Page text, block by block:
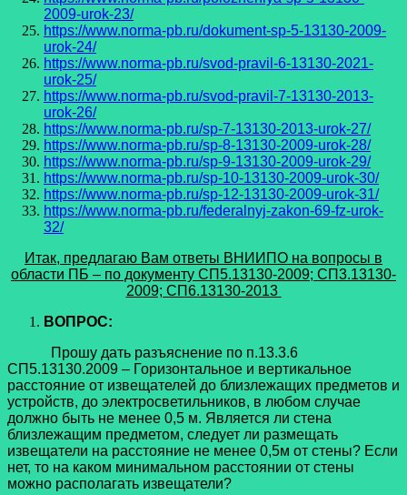
2009-urok-23/
https://www.norma-pb.ru/dokument-sp-5-13130-2009-
urok-24/
https://www.norma-pb.ru/svod-pravil-6-13130-2021-
urok-25/
https://www.norma-pb.ru/svod-pravil-7-13130-2013-
urok-26/
https://www.norma-pb.ru/sp-7-13130-2013-urok-27/
https://www.norma-pb.ru/sp-8-13130-2009-urok-28/
https://www.norma-pb.ru/sp-9-13130-2009-urok-29/
https://www.norma-pb.ru/sp-10-13130-2009-urok-30/
https://www.norma-pb.ru/sp-12-13130-2009-urok-31/
https://www.norma-pb.ru/federalnyj-zakon-69-fz-urok-
32/
Итак, предлагаю Вам ответы ВНИИПО на вопросы в
области ПБ – по документу СП5.13130-2009; СП3.13130-
2009; СП6.13130-2013
ВОПРОС:
Прошу дать разъяснение по п.13.3.6
СП5.13130.2009 – Горизонтальное и вертикальное
расстояние от извещателей до близлежащих предметов и
устройств, до электросветильников, в любом случае
должно быть не менее 0,5 м. Является ли стена
близлежащим предметом, следует ли размещать
извещатели на расстояние не менее 0,5м от стены? Если
нет, то на каком минимальном расстоянии от стены
можно располагать извещатели?